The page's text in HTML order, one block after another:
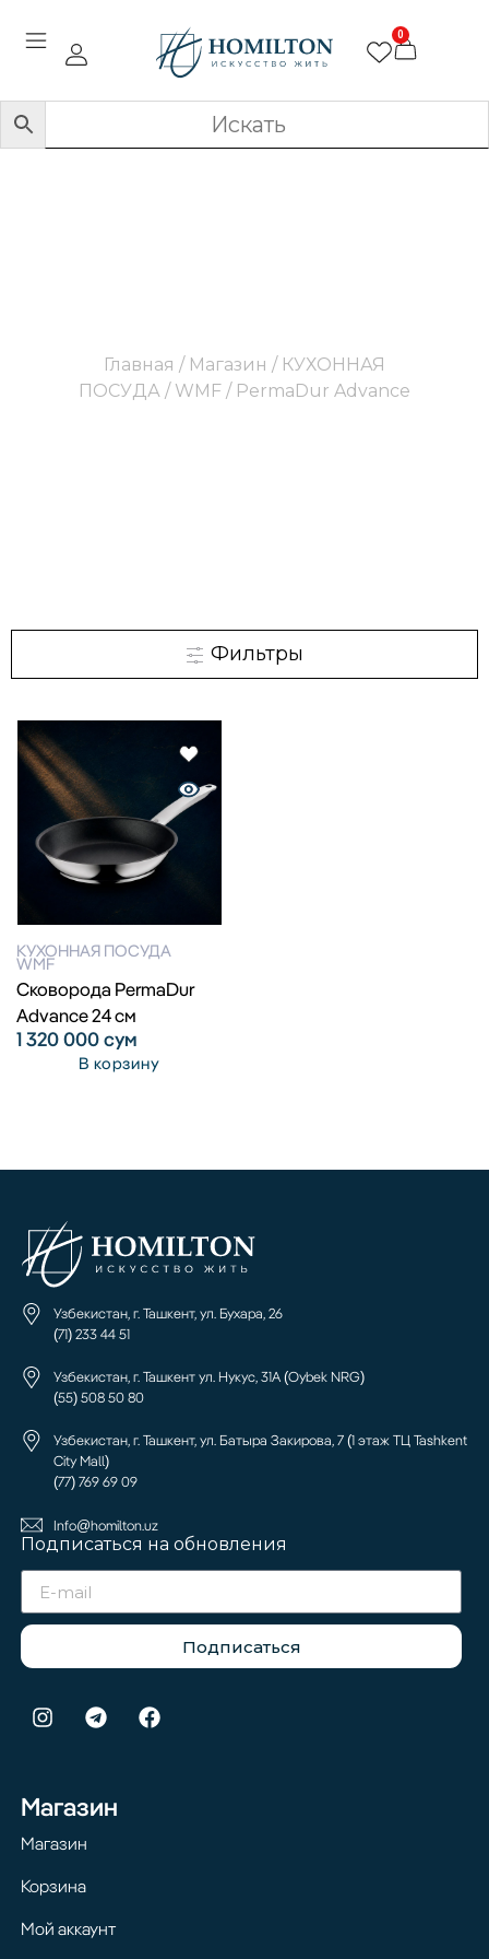
0
Главная / Магазин / КУХОННАЯ
ПОСУДА / WMF / PermaDur Advance
Фильтры
КУХОННАЯ ПОСУДА
WMF
Сковорода PermaDur
Advance 24 см
1 320 000сум
В корзину
Узбекистан, г. Ташкент, ул. Бухара, 26
(71) 233 44 51
Узбекистан, г. Ташкент ул. Нукус, 31А (Oybek NRG)
(55) 508 50 80
Узбекистан, г. Ташкент, ул. Батыра Закирова, 7 (1 этаж ТЦ Tashkent
City Mall)
(77) 769 69 09
Info@homilton.uz
Подписаться на обновления
Подписаться
Магазин
Магазин
Корзина
Мой аккаунт